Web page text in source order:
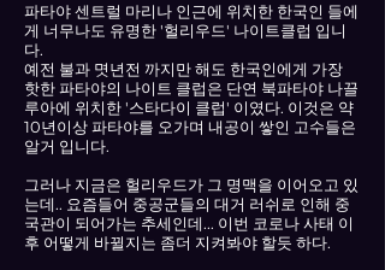
파타야 센트럴 마리나 인근에 위치한 한국인 들에
게 너무나도 유명한 '헐리우드' 나이트클럽 입니
다.
예전 불과 몃년전 까지만 해도 한국인에게 가장
핫한 파타야의 나이트 클럽은 단연 북파타야 나끌
루아에 위치한 '스타다이 클럽' 이였다. 이것은 약
10년이상 파타야를 오가며 내공이 쌓인 고수들은
알거 입니다.
그러나 지금은 헐리우드가 그 명맥을 이어오고 있
는데.. 요즘들어 중공군들의 대거 러쉬로 인해 중
국관이 되어가는 추세인데... 이번 코로나 사태 이
후 어떻게 바뀔지는 좀더 지켜봐야 할듯 하다.